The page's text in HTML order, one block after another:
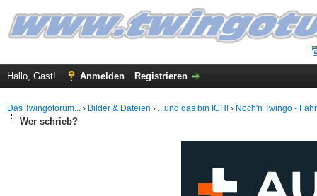
Hallo, Gast! Anmelden Registrieren
Das Twingoforum... › Bilder & Dateien › ...und das bin ICH! › Noch'n Twingo -
Wer schrieb?